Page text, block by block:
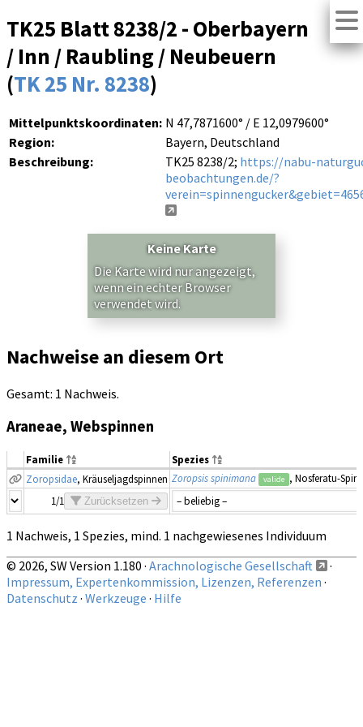
TK25 Blatt 8238/2 - Oberbayern
/ Inn / Raubling / Neubeuern
(TK 25 Nr. 8238)
Mittelpunktskoordinaten: N 47,7871600° / E 12,0979600°
Region:
Bayern, Deutschland
Beschreibung:
TK25 8238/2; https://nabu-
beobachtungen.de/?
Keine Karte
Die Karte wird nur angezeigt,
wenn ein echter Browser
verwendet wird.
Nachweise an diesem Ort
Gesamt: 1 Nachweis.
Araneae, Webspinnen
Familie
Spezies
Zoropsidae, Kräuseljagdspinnen Zoropsis spinimana valide , Nosferatu-
1/1
Zurücksetzen
1 Nachweis, 1 Spezies, mind. 1 nachgewiesenes Individuum
© 2026, SW Version 1.180 · Arachnologische Gesellschaft
·
Impressum, Expertenkommission, Lizenzen, Referenzen ·
Datenschutz · Werkzeuge · Hilfe